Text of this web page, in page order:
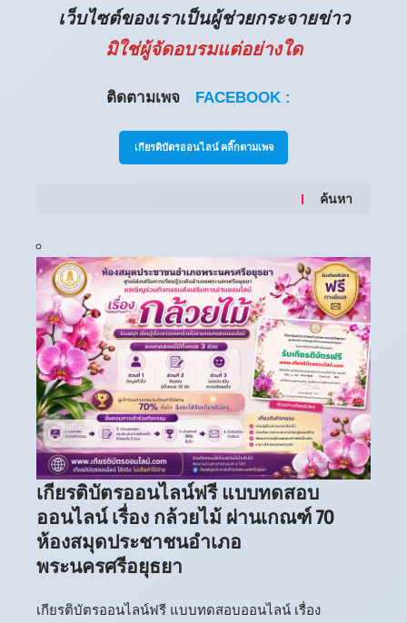
เว็บไซต์ของเราเป็นผู้ช่วยกระจายข่าว
มิใช่ผู้จัดอบรมแต่อย่างใด
ติดตามเพจ FACEBOOK :
เกียรติบัตรออนไลน์ คลิ๊กตามเพจ
ค้นหา
เกียรติบัตรออนไลน์ฟรี แบบทดสอบ
ออนไลน์ เรื่อง กล้วยไม้ ผ่านเกณฑ์ 70
ห้องสมุดประชาชนอำเภอ
พระนครศรีอยุธยา
เกียรติบัตรออนไลน์ฟรี แบบทดสอบออนไลน์ เรื่อง